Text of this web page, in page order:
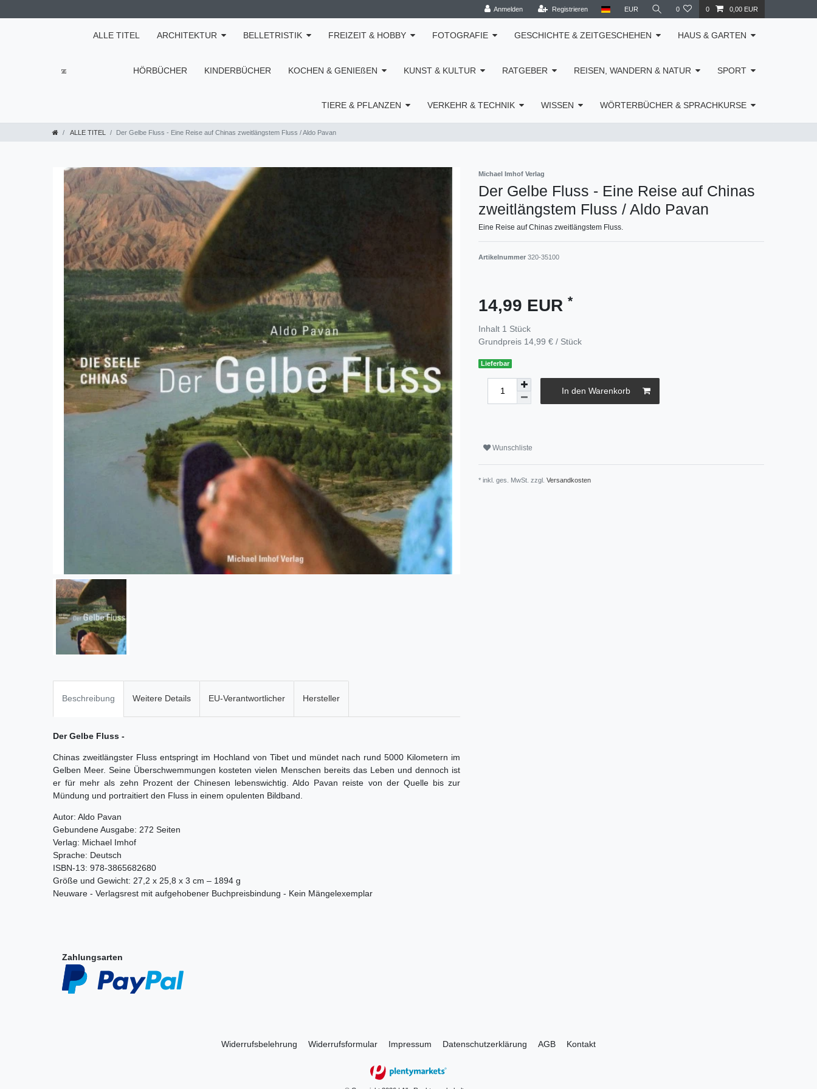
Anmelden Registrieren EUR 0 0 0,00 EUR
ALLE TITEL ARCHITEKTUR BELLETRISTIK FREIZEIT & HOBBY FOTOGRAFIE GESCHICHTE & ZEITGESCHEHEN HAUS & GARTEN
HÖRBÜCHER KINDERBÜCHER KOCHEN & GENIEßEN KUNST & KULTUR RATGEBER REISEN, WANDERN & NATUR SPORT
TIERE & PFLANZEN VERKEHR & TECHNIK WISSEN WÖRTERBÜCHER & SPRACHKURSE
ALLE TITEL Der Gelbe Fluss - Eine Reise auf Chinas zweitlängstem Fluss / Aldo Pavan
Michael Imhof Verlag
Der Gelbe Fluss - Eine Reise auf Chinas
zweitlängstem Fluss / Aldo Pavan
Eine Reise auf Chinas zweitlängstem Fluss.
Artikelnummer 320-35100
14,99 EUR *
Inhalt 1 Stück
Grundpreis 14,99 € / Stück
Lieferbar
In den Warenkorb
Wunschliste
* inkl. ges. MwSt. zzgl. Versandkosten
Beschreibung Weitere Details EU-Verantwortlicher Hersteller
Der Gelbe Fluss -
Chinas zweitlängster Fluss entspringt im Hochland von Tibet und mündet nach rund 5000 Kilometern im
Gelben Meer. Seine Überschwemmungen kosteten vielen Menschen bereits das Leben und dennoch ist
er für mehr als zehn Prozent der Chinesen lebenswichtig. Aldo Pavan reiste von der Quelle bis zur
Mündung und portraitiert den Fluss in einem opulenten Bildband.
Autor: Aldo Pavan
Gebundene Ausgabe: 272 Seiten
Verlag: Michael Imhof
Sprache: Deutsch
ISBN-13: 978-3865682680
Größe und Gewicht: 27,2 x 25,8 x 3 cm – 1894 g
Neuware - Verlagsrest mit aufgehobener Buchpreisbindung - Kein Mängelexemplar
Zahlungsarten
Widerrufs­belehrung Widerrufs­formular Impressum Daten­schutz­erklärung AGB Kontakt